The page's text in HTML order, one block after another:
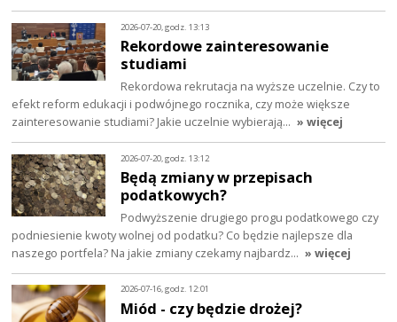
2026-07-20, godz. 13:13
Rekordowe zainteresowanie
studiami
Rekordowa rekrutacja na wyższe uczelnie. Czy to
efekt reform edukacji i podwójnego rocznika, czy może większe
zainteresowanie studiami? Jakie uczelnie wybierają… » więcej
2026-07-20, godz. 13:12
Będą zmiany w przepisach
podatkowych?
Podwyższenie drugiego progu podatkowego czy
podniesienie kwoty wolnej od podatku? Co będzie najlepsze dla
naszego portfela? Na jakie zmiany czekamy najbardz… » więcej
2026-07-16, godz. 12:01
Miód - czy będzie drożej?